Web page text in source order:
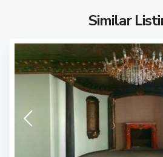
Similar